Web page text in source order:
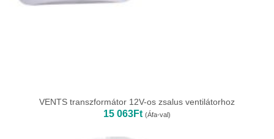
VENTS transzformátor 12V-os zsalus ventilátorhoz
15 063Ft (Áfa-val)